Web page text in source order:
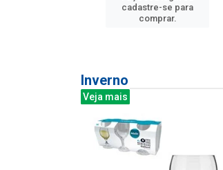
cadastre-se para
comprar.
Inverno
Veja mais